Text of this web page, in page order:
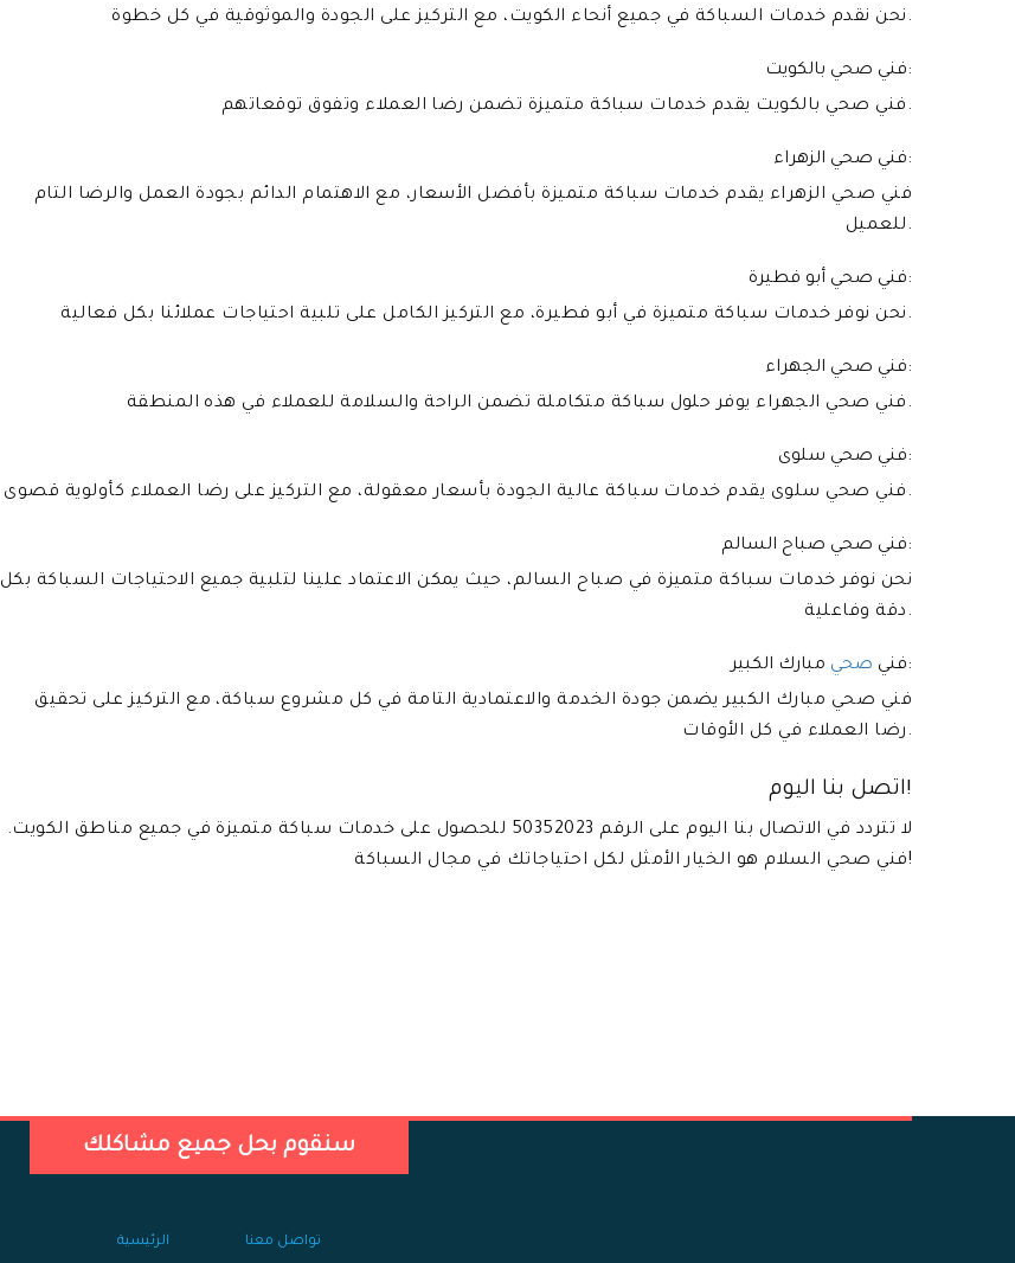
نحن نقدم خدمات السباكة في جميع أنحاء الكويت، مع التركيز على الجودة والموثوقية في كل خطوة.
فني صحي بالكويت:
فني صحي بالكويت يقدم خدمات سباكة متميزة تضمن رضا العملاء وتفوق توقعاتهم.
فني صحي الزهراء:
فني صحي الزهراء يقدم خدمات سباكة متميزة بأفضل الأسعار، مع الاهتمام الدائم بجودة العمل والرضا التام
للعميل.
فني صحي أبو فطيرة:
نحن نوفر خدمات سباكة متميزة في أبو فطيرة، مع التركيز الكامل على تلبية احتياجات عملائنا بكل فعالية.
فني صحي الجهراء:
فني صحي الجهراء يوفر حلول سباكة متكاملة تضمن الراحة والسلامة للعملاء في هذه المنطقة.
فني صحي سلوى:
فني صحي سلوى يقدم خدمات سباكة عالية الجودة بأسعار معقولة، مع التركيز على رضا العملاء كأولوية قصوى.
فني صحي صباح السالم:
نحن نوفر خدمات سباكة متميزة في صباح السالم، حيث يمكن الاعتماد علينا لتلبية جميع الاحتياجات السباكة بكل
دقة وفاعلية.
فني صحي
مبارك الكبير:
فني صحي مبارك الكبير يضمن جودة الخدمة والاعتمادية التامة في كل مشروع سباكة، مع التركيز على تحقيق
رضا العملاء في كل الأوقات.
اتصل بنا اليوم!
لا تتردد في الاتصال بنا اليوم على الرقم 50352023 للحصول على خدمات سباكة متميزة في جميع مناطق الكويت.
فني صحي السلام هو الخيار الأمثل لكل احتياجاتك في مجال السباكة!
سنقوم بحل جميع مشاكلك
الرئيسية تواصل معنا